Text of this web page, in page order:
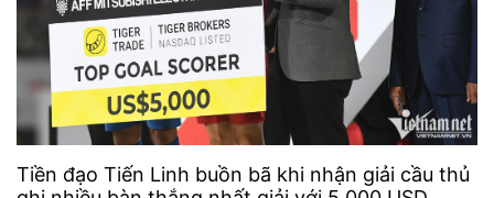
Tiền đạo Tiến Linh buồn bã khi nhận giải cầu thủ